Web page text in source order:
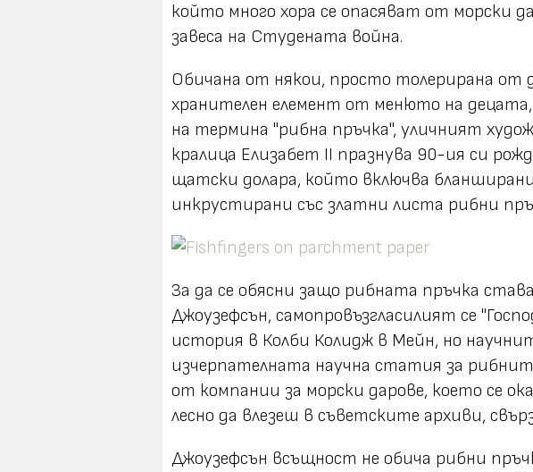
който много хора се опасяват от морски
завеса на Студената война.
Обичана от някои, просто толерирана от
хранителен елемент от менюто на
на термина "рибна пръчка", уличният
кралица Елизабет II празнува 90-ия си
щатски долара, който включва
инкрустирани със златни листа рибни
За да се обясни защо рибната пръчка
Джоузефсън, самопровъзгласилият се
история в Колби Колидж в Мейн, но
изчерпателната научна статия за
от компании за морски дарове, което се
лесно да влезеш в съветските архиви,
Джоузефсън всъщност не обича рибни